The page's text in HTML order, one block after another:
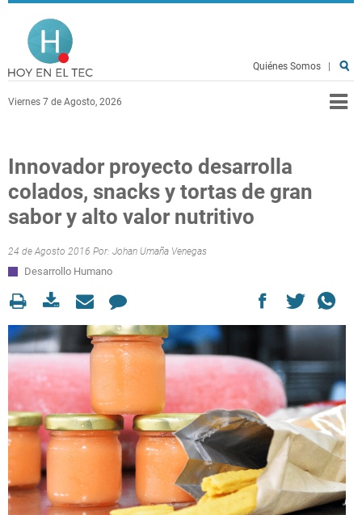
Pasar al contenido principal
Viernes 7 de Agosto, 2026
Quiénes Somos
Innovador proyecto desarrolla
colados, snacks y tortas de gran
sabor y alto valor nutritivo
24 de Agosto 2016 Por: Johan Umaña Venegas
Desarrollo Humano